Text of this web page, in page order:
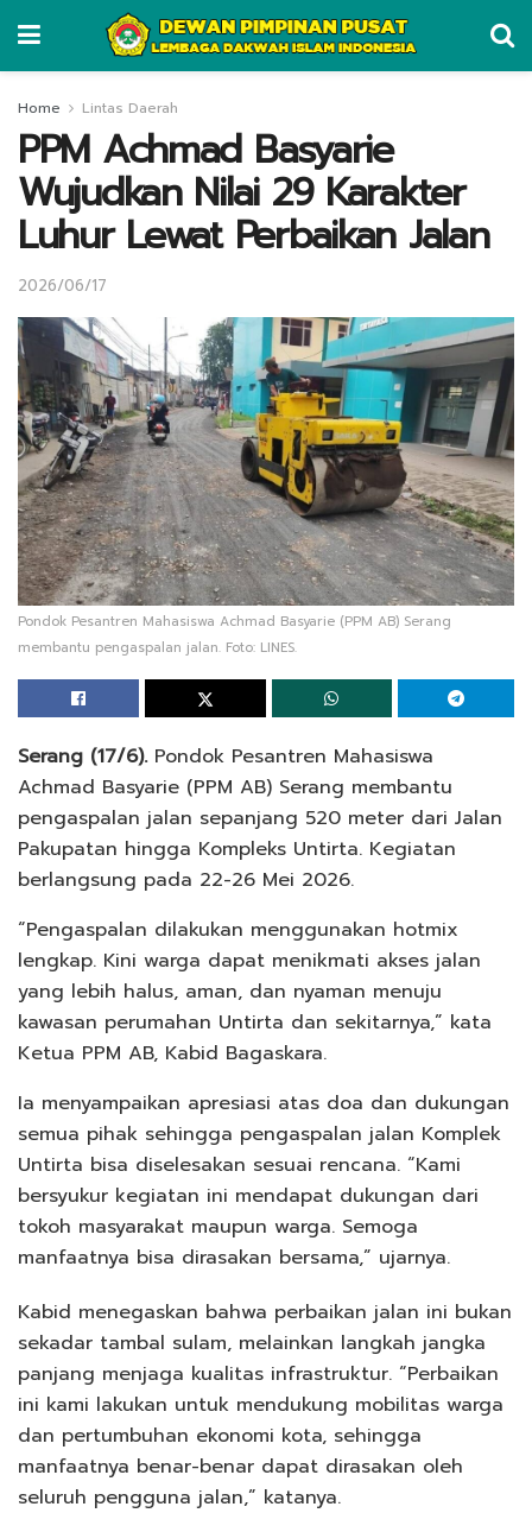
Home Lintas Daerah
PPM Achmad Basyarie
Wujudkan Nilai 29 Karakter
Luhur Lewat Perbaikan Jalan
2026/06/17
Pondok Pesantren Mahasiswa Achmad Basyarie (PPM AB) Serang
membantu pengaspalan jalan. Foto: LINES.
Serang (17/6).Pondok Pesantren Mahasiswa
Achmad Basyarie (PPM AB) Serang membantu
pengaspalan jalan sepanjang 520 meter dari Jalan
Pakupatan hingga Kompleks Untirta. Kegiatan
berlangsung pada 22-26 Mei 2026.
“Pengaspalan dilakukan menggunakan hotmix
lengkap. Kini warga dapat menikmati akses jalan
yang lebih halus, aman, dan nyaman menuju
kawasan perumahan Untirta dan sekitarnya,” kata
Ketua PPM AB, Kabid Bagaskara.
Ia menyampaikan apresiasi atas doa dan dukungan
semua pihak sehingga pengaspalan jalan Komplek
Untirta bisa diselesakan sesuai rencana. “Kami
bersyukur kegiatan ini mendapat dukungan dari
tokoh masyarakat maupun warga. Semoga
manfaatnya bisa dirasakan bersama,” ujarnya.
Kabid menegaskan bahwa perbaikan jalan ini bukan
sekadar tambal sulam, melainkan langkah jangka
panjang menjaga kualitas infrastruktur. “Perbaikan
ini kami lakukan untuk mendukung mobilitas warga
dan pertumbuhan ekonomi kota, sehingga
manfaatnya benar-benar dapat dirasakan oleh
seluruh pengguna jalan,” katanya.